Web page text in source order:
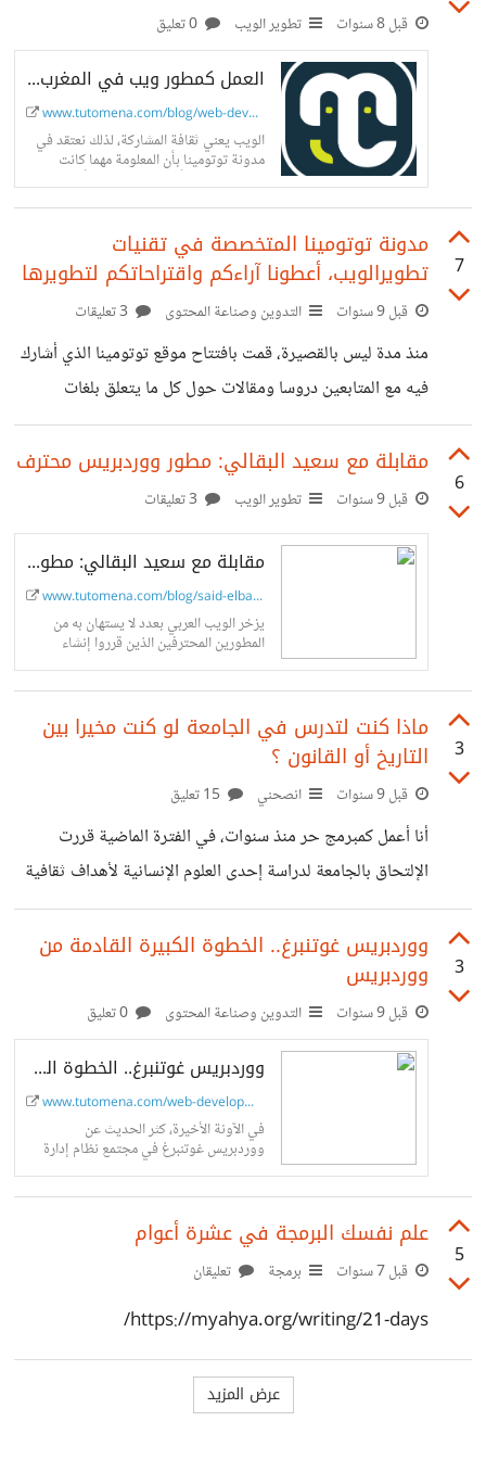
قبل 8 سنوات تطوير الويب
العمل كمطور ويب في المغرب بدون شهادة البكالوريا.. ممكن ؟
www.tutomena.com/blog/web-develop...
الويب يعني ثقافة المشاركة، لذلك نعتقد في
مدونة توتومينا بأن المعلومة مهما كانت
على الإنترنت.
7
مدونة توتومينا المتخصصة في تقنيات
تطويرالويب، أعطونا آراءكم واقتراحاتكم لتطويرها
قبل 9 سنوات التدوين وصناعة المحتوى
منذ مدة ليس بالقصيرة، قمت بافتتاح موقع توتومينا الذي أشارك
فيه مع المتابعين دروسا ومقالات حول كل ما يتعلق بلغات
البرمجة وتقنيات تطوير الويب بصفة خاصة. قمت بنشر أزيد من
110 مقالات في الموقع لحد الآن وكلها مقالات حصرية. هدفي
الأول قبل أي شيء آخر هو إغناء المحتوى العربي في هذا المجال
الذي كما يظهر للجميع يعاني من نقص حاد. عديدة هي المدونات
التي تهتم بجديد وأخبار التقنية بصفة عامة ولكن قليلة جدا هي
تلك المدونات التي تهتم بمجال تطوير
6
مقابلة مع سعيد البقالي: مطور ووردبريس محترف
قبل 9 سنوات تطوير الويب
مقابلة مع سعيد البقالي: مطور ووردبريس محترف - مدونة توتومينا
www.tutomena.com/blog/said-elbakk...
يزخر الويب العربي بعدد لا يستهان به من
المطورين المحترفين الذين قرروا إنشاء
مدونات لهم لمشاركة تجاربهم ومعارفهم مع
3
ماذا كنت لتدرس في الجامعة لو كنت مخيرا بين
التاريخ أو القانون ؟
قبل 9 سنوات انصحني
أنا أعمل كمبرمج حر منذ سنوات، في الفترة الماضية قررت
الإلتحاق بالجامعة لدراسة إحدى العلوم الإنسانية لأهداف ثقافية
تهم بالخصوص تطوير وبناء شخصية مثقفة أكثر وليس لأهداف
مادية مثل الحصول على وظيفة مثلا، يعني أريد أن أدرس من
أجل اكتساب المزيد من العلم والمعارف. كنت دائما مهتما بالتاريخ
ودراسة تاريخ الإسلام والمسلمين وكذلك الأمم الأخرى، ولهذا
يبدو هذا الخيار هو الأول أمامي، ولكن أرى بأن مجال القانون
أيضا مهم جدا وتجني ثماره في حياتك اليومية. فبماذا تنصحوني
3
ووردبريس غوتنبرغ.. الخطوة الكبيرة القادمة من
ووردبريس
قبل 9 سنوات التدوين وصناعة المحتوى
ووردبريس غوتنبرغ.. الخطوة الكبيرة القادمة من ووردبريس - مدونة توتومينا
www.tutomena.com/web-development/...
في الآونة الأخيرة، كثر الحديث عن
ووردبريس غوتنبرغ في مجتمع نظام إدارة
المحتوى الأشهر على مستوى العالم. مشروع
5
علم نفسك البرمجة في عشرة أعوام
قبل 7 سنوات برمجة تعليقان
https://myahya.org/writing/21-days/